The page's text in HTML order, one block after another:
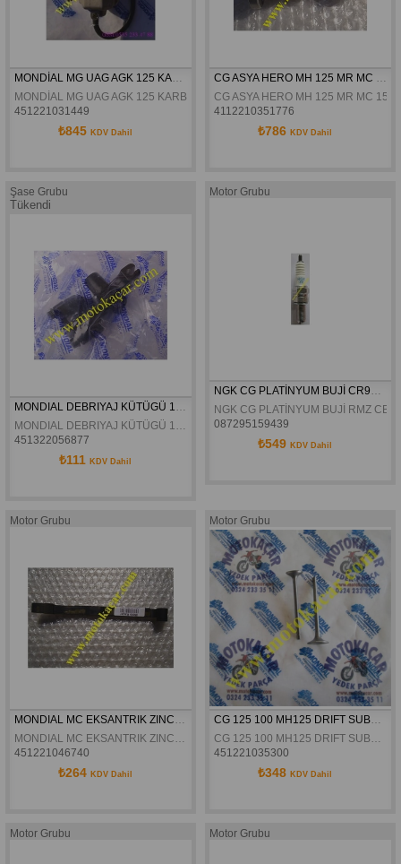
MONDİAL MG UAG AGK 125 KARBURATÖR ORJİNAL
MONDİAL MG UAG AGK 125 KARBURATÖR ORJİNAL
451221031449
₺845 KDV Dahil
CG ASYA HERO MH 125 MR MC 150
4112210351776
₺786 KDV Dahil
Şase Grubu
Tükendi
451322056877
₺111 KDV Dahil
Motor Grubu
NGK CG PLATİNYUM BUJİ RMZ
087295159439
₺549 KDV Dahil
Motor Grubu
451221046740
₺264 KDV Dahil
Motor Grubu
451221035300
₺348 KDV Dahil
Motor Grubu Motor Grubu